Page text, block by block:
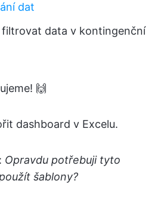
dat
filtrovat data v kontingenční
🙌
dashboard v Excelu.
Opravdu potřebuji tyto
šablony?